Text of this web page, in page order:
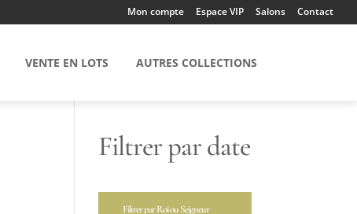
Mon compte Espace VIP Salons Contact
VENTE EN LOTS AUTRES COLLECTIONS
Filtrer par date
Filtrer par Roi ou Seigneur